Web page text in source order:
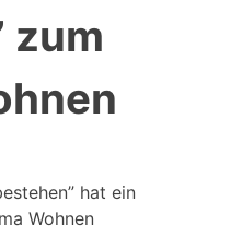
zum
hat ein
Wohnen